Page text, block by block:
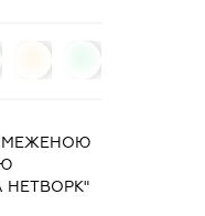
НЕТВОРК"